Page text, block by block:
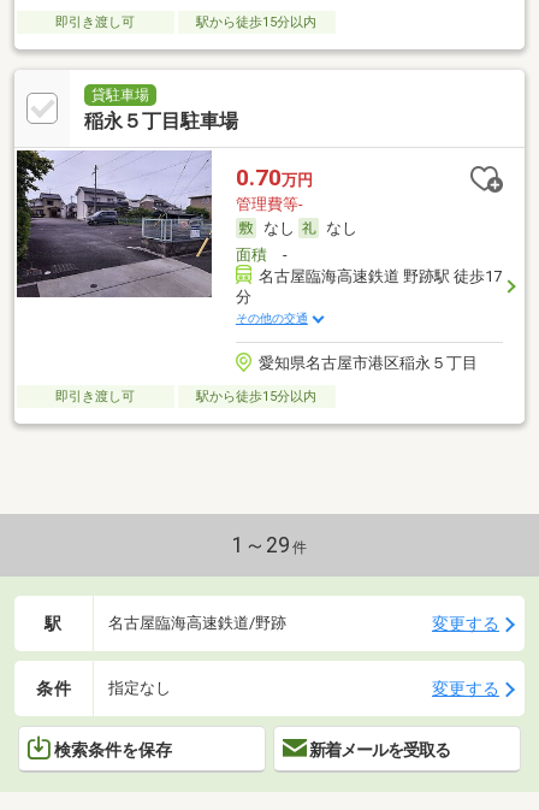
即引き渡し可 駅から徒歩15分以内
貸駐車場
稲永５丁目駐車場
0.70万円
管理費等-
なし
なし
面積-
名古屋臨海高速鉄道 野跡駅 徒歩17
分
その他の交通
愛知県名古屋市港区稲永５丁目
即引き渡し可 駅から徒歩15分以内
1～29 件
駅 名古屋臨海高速鉄道/野跡 変更する
条件 指定なし 変更する
検索条件を保存 新着メールを受取る